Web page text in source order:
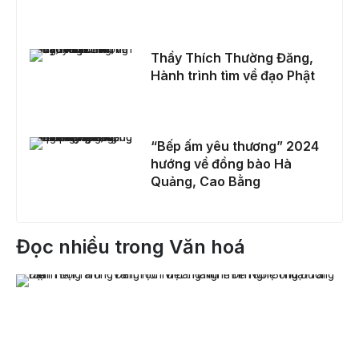
Thầy Thích Thường Đăng, Hành trình tìm về đạo Phật
Thầy Thích Thường Đăng,
Hành trình tìm về đạo Phật
“Bếp ấm yêu thương” 2024 hướng về đồng bào Hà Quảng, Cao Bằng
“Bếp ấm yêu thương” 2024
hướng về đồng bào Hà
Quảng, Cao Bằng
Đọc nhiều trong Văn hoá